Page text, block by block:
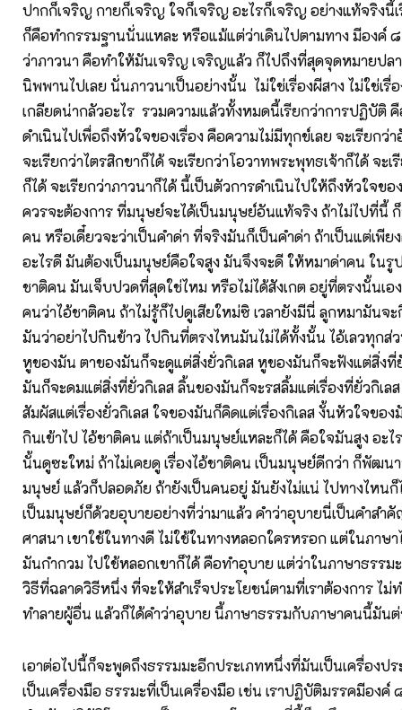
ปากก็เจริญ กายก็เจริญ ใจก็เจริญ อะไรก็เจริญ อย่างแท้จริงนี้
ก็คือทำกรรมฐานนั่นแหละ หรือแม้แต่ว่าเดินไปตามทาง มีองค์
ว่าภาวนา คือทำให้มันเจริญ เจริญแล้ว ก็ไปถึงที่สุดจุดหมายปล
นิพพานไปเลย นั่นภาวนาเป็นอย่างนั้น ไม่ใช่เรื่องผีสาง ไม่ใช่เรื่
เกลียดน่ากลัวอะไร รวมความแล้วทั้งหมดนี้เรียกว่าการปฏิบัติ คื
ดำเนินไปเพื่อถึงหัวใจของเรื่อง คือความไม่มีทุกข์เลย จะเรียกว่
จะเรียกว่าไตรสิกขาก็ได้ จะเรียกว่าโอวาทพระพุทธเจ้าก็ได้ จะ
ก็ได้ จะเรียกว่าภาวนาก็ได้ นี้เป็นตัวการดำเนินไปให้ถึงหัวใจข
ควรจะต้องการ ที่มนุษย์จะได้เป็นมนุษย์อันแท้จริง ถ้าไม่ไปที่นี้ ก็
คน หรือเดี๋ยวจะว่าเป็นคำด่า ที่จริงมันก็เป็นคำด่า ถ้าเป็นแต่เพี
อะไรดี มันต้องเป็นมนุษย์คือใจสูง มันจึงจะดี ให้หมาด่าคน ในรู
ชาติคน มันเจ็บปวดที่สุดใช่ไหม หรือไม่ได้สังเกต อยู่ที่ตรงนั้นเอ
คนว่าไอ้ชาติคน ถ้าไม่รู้ก็ไปดูเสียใหม่ซิ เวลายังมีนี่ ลูกหมามัน
มันว่าอย่าไปกินข้าว ไปกินที่ตรงไหนมันไม่ได้ทั้งนั้น ไอ้เลวทุกส่
หูของมัน ตาของมันก็จะดูแต่สิ่งยั่วกิเลส หูของมันก็จะฟังแต่สิ่งที่
มันก็จะดมแต่สิ่งที่ยั่วกิเลส ลิ้นของมันก็จะรสลิ้มแต่เรื่องที่ยั่วกิเล
สัมผัสแต่เรื่องยั่วกิเลส ใจของมันก็คิดแต่เรื่องกิเลส งั้นหัวใจขอ
กินเข้าไป ไอ้ชาติคน แต่ถ้าเป็นมนุษย์แหละก็ได้ คือใจมันสูง อะ
นั้นดูซะใหม่ ถ้าไม่เคยดู เรื่องไอ้ชาติคน เป็นมนุษย์ดีกว่า ก็พัฒน
มนุษย์ แล้วก็ปลอดภัย ถ้ายังเป็นคนอยู่ มันยังไม่แน่ ไปทางไหน
เป็นมนุษย์ก็ด้วยอุบายอย่างที่ว่ามาแล้ว คำว่าอุบายนี่เป็นคำสำ
ศาสนา เขาใช้ในทางดี ไม่ใช้ในทางหลอกใครหรอก แต่ในภาษ
มันกำกวม ไปใช้หลอกเขาก็ได้ คือทำอุบาย แต่ว่าในภาษาธรรม
วิธีที่ฉลาดวิธีหนึ่ง ที่จะให้สำเร็จประโยชน์ตามที่เราต้องการ ไม่ท
ทำลายผู้อื่น แล้วก็ได้คำว่าอุบาย นี้ภาษาธรรมกับภาษาคนนี้มัน
เอาต่อไปนี้ก็จะพูดถึงธรรมมะอีกประเภทหนึ่งที่มันเป็นเครื่องป
เป็นเครื่องมือ ธรรมะที่เป็นเครื่องมือ เช่น เราปฏิบัติมรรคมีองค์